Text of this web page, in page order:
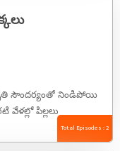
సౌందర్యంతో నిండిపోయి
వేళల్లో పిల్లలు
కూర్చుని కథలుTotal Episodes : 2